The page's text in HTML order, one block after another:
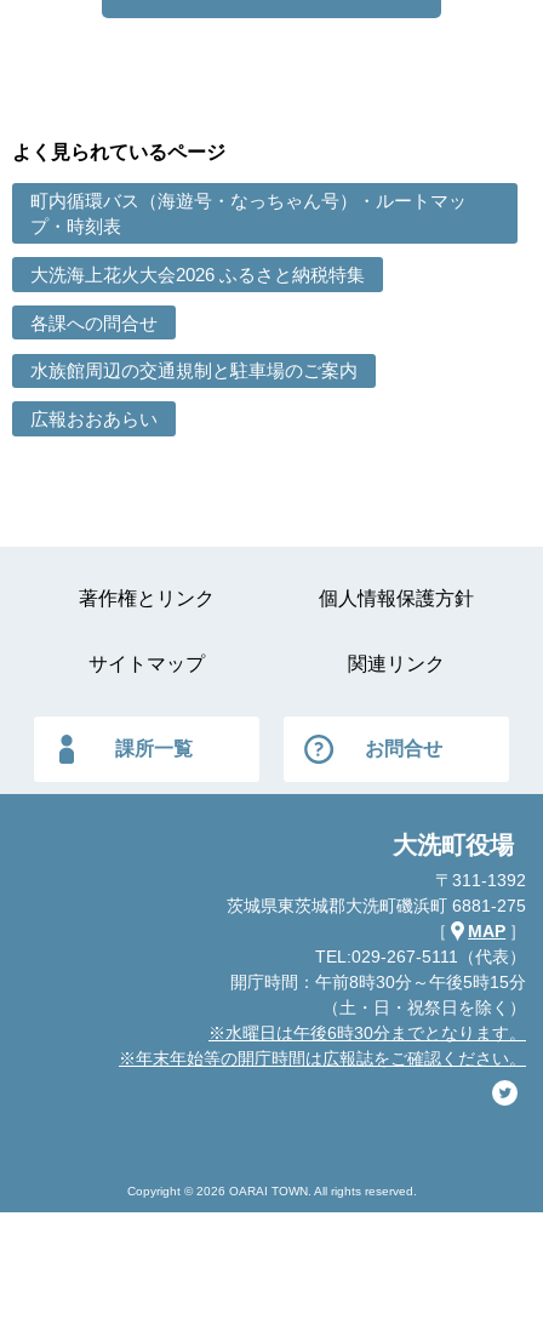
よく見られているページ
町内循環バス（海遊号・なっちゃん号）・ルートマッ
プ・時刻表
大洗海上花火大会2026 ふるさと納税特集
各課への問合せ
水族館周辺の交通規制と駐車場のご案内
広報おおあらい
著作権とリンク 個人情報保護方針
サイトマップ 関連リンク
課所一覧 お問合せ
大洗町役場
〒311-1392
茨城県東茨城郡大洗町磯浜町 6881-275
［
MAP ］
TEL:029-267-5111（代表）
開庁時間：午前8時30分～午後5時15分
（土・日・祝祭日を除く）
※水曜日は午後6時30分までとなります。
※年末年始等の開庁時間は広報誌をご確認ください。
Copyright © 2026 OARAI TOWN. All rights reserved.